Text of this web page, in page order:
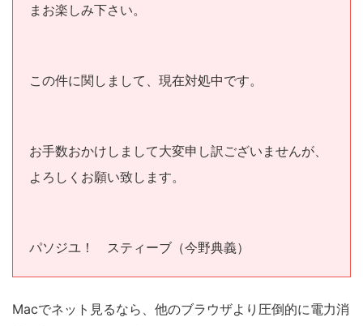
まお楽しみ下さい。
この件に関しまして、現在対処中です。
お手数おかけしまして大変申し訳ございませんが、
よろしくお願い致します。
パソジユ！ スティーブ（今野典義）
Macでネット見るなら、他のブラウザより圧倒的に電力消